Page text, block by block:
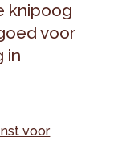
knipoog
voor
in
voor